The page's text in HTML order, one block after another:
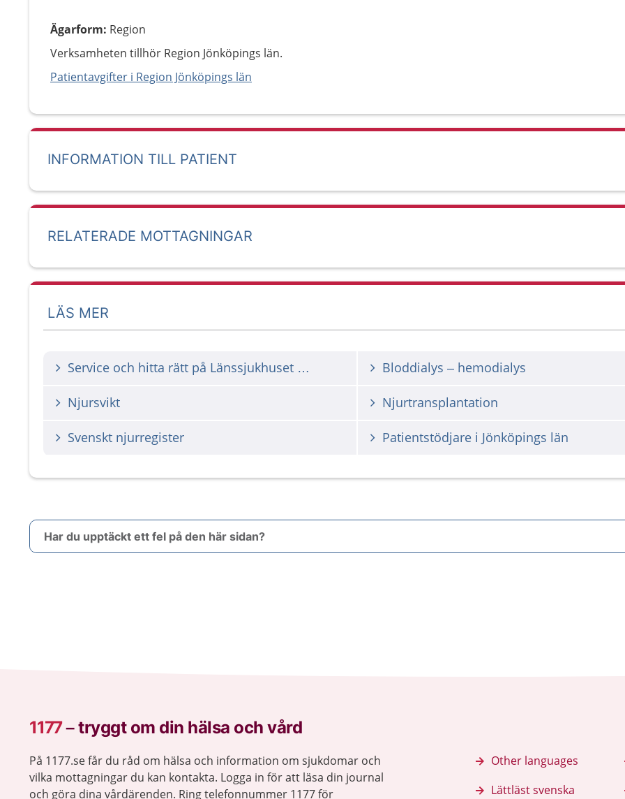
Ägarform: Region
Verksamheten tillhör Region Jönköpings län.
Patientavgifter i Region Jönköpings län
INFORMATION TILL PATIENT
RELATERADE MOTTAGNINGAR
LÄS MER
Service och hitta rätt på Länssjukhuset Ryhov Bloddialys – hemodialys
Njursvikt Njurtransplantation
Svenskt njurregister Patientstödjare i Jönköpings län
Har du upptäckt ett fel på den här sidan?
1177–tryggt om din hälsa och vård
På 1177.se får du råd om hälsa och information om sjukdomar och
vilka mottagningar du kan kontakta. Logga in för att läsa din journal
och göra dina vårdärenden. Ring telefonnummer 1177 för
Other languages
Lättläst svenska